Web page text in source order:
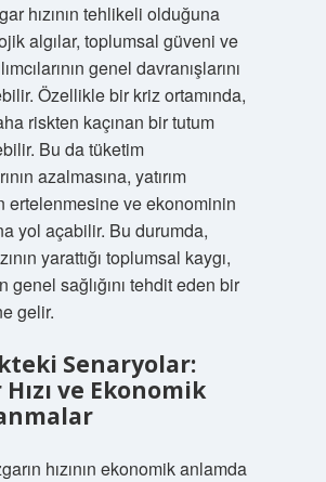
hızının tehlikeli olduğuna
algılar, toplumsal güveni ve
genel davranışlarını
Özellikle bir kriz ortamında,
riskten kaçınan bir tutum
Bu da tüketim
azalmasına, yatırım
ertelenmesine ve ekonominin
yol açabilir. Bu durumda,
yarattığı toplumsal kaygı,
genel sağlığını tehdit eden bir
gelir.
Senaryolar:
ve Ekonomik
hızının ekonomik anlamda